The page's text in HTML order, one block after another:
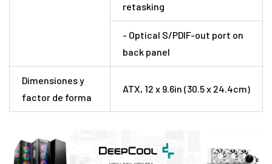
retasking
- Optical S/PDIF-out port on
back panel
Dimensiones y
factor de forma
ATX, 12 x 9.6in (30.5 x 24.4cm)